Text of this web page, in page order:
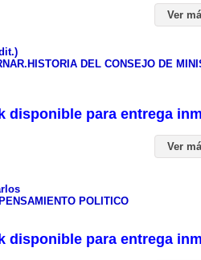
Ver
DEL CONSEJO DE
disponible para entrega
Ver
POLITICO
disponible para entrega